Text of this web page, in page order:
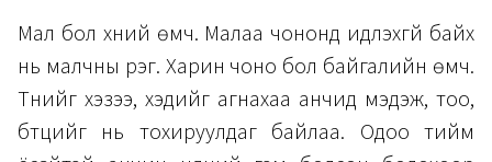
Мал бол хүний өмч. Малаа чононд идүүлэхгүй байх
нь малчны үүрэг. Харин чоно бол байгалийн өмч.
Түүнийг хэзээ, хэдийг агнахаа анчид мэдэж, тоо,
бүтцийг нь тохируулдаг байлаа. Одоо тийм